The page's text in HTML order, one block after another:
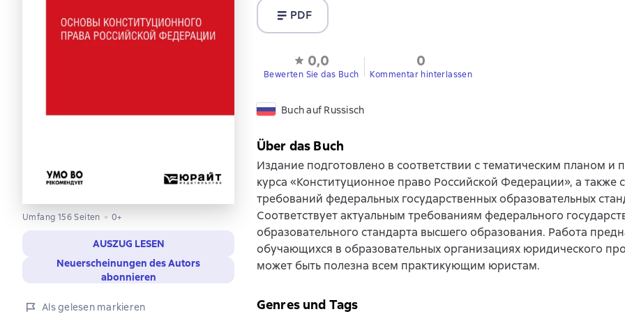
Umfang 156 Seiten 0+
AUSZUG LESEN
Neuerscheinungen des Autors
abonnieren
Als gelesen markieren
PDF
0,0
Bewerten Sie das Buch
0
Kommentar hinterlassen
Buch auf Russisch
Über das Buch
Издание подготовлено в соответствии с тематическим планом и
курса «Конституционное право Российской Федерации», а также
требований федеральных государственных образовательных
Соответствует актуальным требованиям федерального
образовательного стандарта высшего образования. Работа
обучающихся в образовательных организациях юридического
может быть полезна всем практикующим юристам.
Genres und Tags